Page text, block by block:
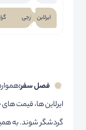
ایرلاین خارجی
فصل سفر:
ایرلاین ها، قیمت
گردشگر شوند. به